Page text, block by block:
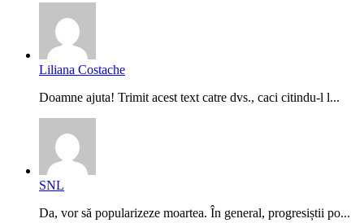
Liliana Costache
Doamne ajuta! Trimit acest text catre dvs., caci citindu-l l...
SNL
Da, vor să popularizeze moartea. În general, progresiștii po...